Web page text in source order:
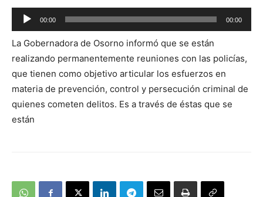
Reproductor
de
audio
00:00 00:00
La Gobernadora de Osorno informó que se están
realizando permanentemente reuniones con las policías,
que tienen como objetivo articular los esfuerzos en
materia de prevención, control y persecución criminal de
quienes cometen delitos. Es a través de éstas que se
están